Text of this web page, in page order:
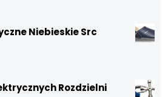
Niebieskie Src
Rozdzielni